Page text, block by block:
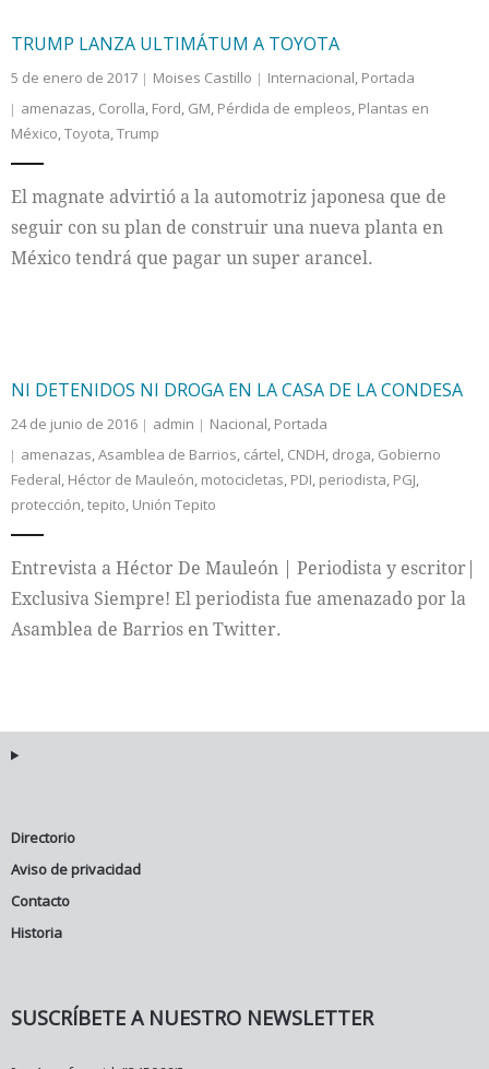
TRUMP LANZA ULTIMÁTUM A TOYOTA
5 de enero de 2017 Moises Castillo Internacional, Portada
amenazas, Corolla, Ford, GM, Pérdida de empleos, Plantas en
México,Toyota,Trump
El magnate advirtió a la automotriz japonesa que de
seguir con su plan de construir una nueva planta en
México tendrá que pagar un super arancel.
NI DETENIDOS NI DROGA EN LA CASA DE LA CONDESA
24 de junio de 2016 admin Nacional, Portada
amenazas,Asamblea de Barrios, cártel, CNDH, droga, Gobierno
Federal, Héctor de Mauleón, motocicletas, PDI, periodista, PGJ,
protección,tepito, Unión Tepito
Entrevista a Héctor De Mauleón | Periodista y escritor|
Exclusiva Siempre! El periodista fue amenazado por la
Asamblea de Barrios en Twitter.
Directorio
Aviso de privacidad
Contacto
Historia
SUSCRÍBETE A NUESTRO NEWSLETTER